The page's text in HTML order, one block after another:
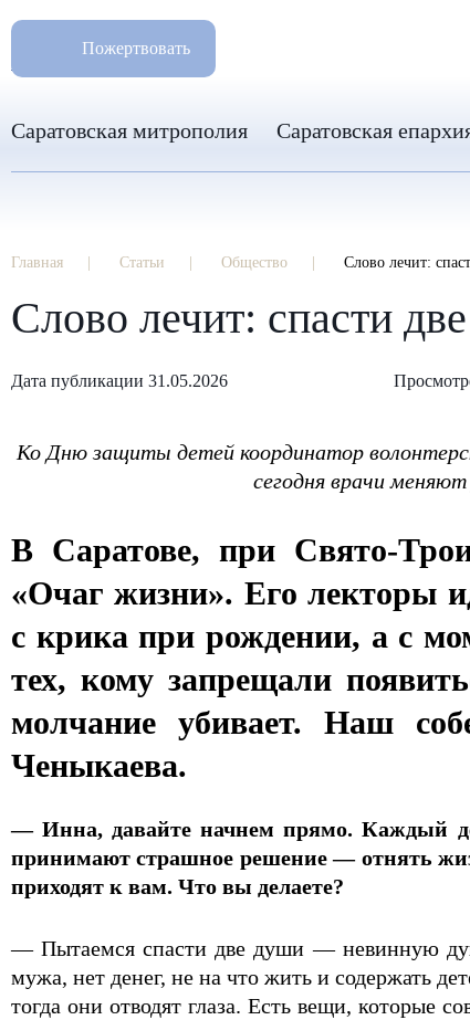
Пожертвовать
8 960 346 31 04
info-sar@mail.ru
Саратовская митрополия Саратовская
Главная Статьи Общество Слово лечит:
Слово лечит: спасти
Дата публикации 31.05.2026
Ко Дню защиты детей координатор
сегодня врачи
В Саратове, при Свято-
«Очаг жизни». Его лекторы
с крика при рождении, а с
тех, кому запрещали
молчание убивает. Наш
Ченыкаева.
— Инна, давайте начнем прямо. Каждый
принимают страшное решение — отнять
приходят к вам. Что вы делаете?
— Пытаемся спасти две души — невинную
мужа, нет денег, не на что жить и содержать
тогда они отводят глаза. Есть вещи, которые